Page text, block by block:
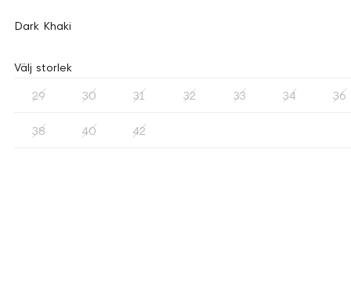
Dark Khaki
Välj storlek
29 30 31 32 33 34 36
38 40 42